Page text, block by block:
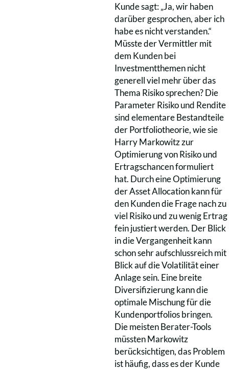
Kunde sagt: „Ja, wir haben
darüber gesprochen, aber ich
habe es nicht verstanden.“
Müsste der Vermittler mit
dem Kunden bei
Investmentthemen nicht
generell viel mehr über das
Thema Risiko sprechen? Die
Parameter Risiko und Rendite
sind elementare Bestandteile
der Portfoliotheorie, wie sie
Harry Markowitz zur
Optimierung von Risiko und
Ertragschancen formuliert
hat. Durch eine Optimierung
der Asset Allocation kann für
den Kunden die Frage nach zu
viel Risiko und zu wenig Ertrag
fein justiert werden. Der Blick
in die Vergangenheit kann
schon sehr aufschlussreich mit
Blick auf die Volatilität einer
Anlage sein. Eine breite
Diversifizierung kann die
optimale Mischung für die
Kundenportfolios bringen.
Die meisten Berater-Tools
müssten Markowitz
berücksichtigen, das Problem
ist häufig, dass es der Kunde